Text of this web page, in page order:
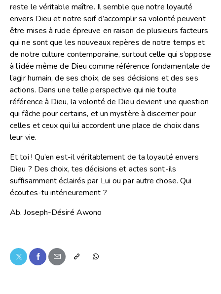
reste le véritable maître. Il semble que notre loyauté
envers Dieu et notre soif d’accomplir sa volonté peuvent
être mises à rude épreuve en raison de plusieurs facteurs
qui ne sont que les nouveaux repères de notre temps et
de notre culture contemporaine, surtout celle qui s’oppose
à l’idée même de Dieu comme référence fondamentale de
l’agir humain, de ses choix, de ses décisions et des ses
actions. Dans une telle perspective qui nie toute
référence à Dieu, la volonté de Dieu devient une question
qui fâche pour certains, et un mystère à discerner pour
celles et ceux qui lui accordent une place de choix dans
leur vie.
Et toi ! Qu’en est-il véritablement de ta loyauté envers
Dieu ? Des choix, tes décisions et actes sont-ils
suffisamment éclairés par Lui ou par autre chose. Qui
écoutes-tu intérieurement ?
Ab. Joseph-Désiré Awono